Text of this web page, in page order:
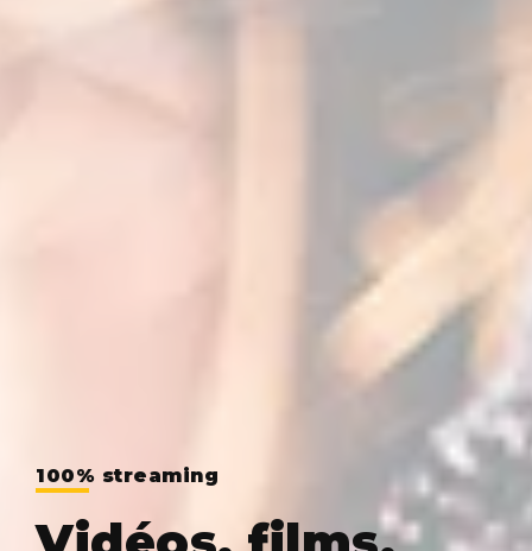
100% streaming